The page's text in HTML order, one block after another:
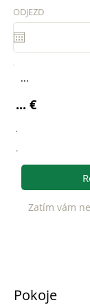
ODJEZD
...
... €
.
.
Zatím vám
Pokoje